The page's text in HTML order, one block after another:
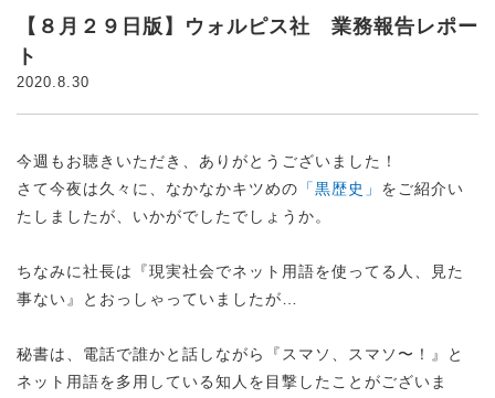
【８月２９日版】ウォルピス社 業務報告レポー
ト
2020.8.30
今週もお聴きいただき、ありがとうございました！
さて今夜は久々に、なかなかキツめの 「黒歴史」 をご紹介い
たしましたが、いかがでしたでしょうか。
ちなみに社長は『現実社会でネット用語を使ってる人、見た
事ない』とおっしゃっていましたが…
秘書は、電話で誰かと話しながら『スマソ、スマソ〜！』と
ネット用語を多用している知人を目撃したことがございま